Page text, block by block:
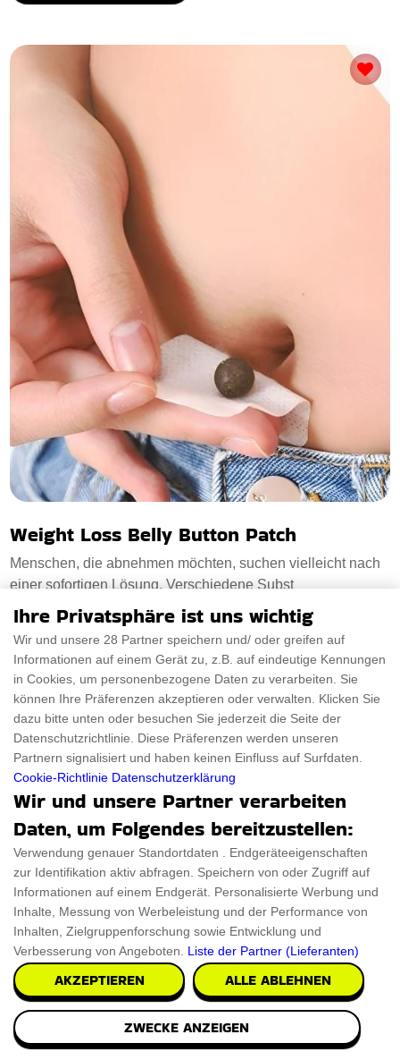
Weight Loss Belly Button Patch
Menschen, die abnehmen möchten, suchen vielleicht nach
einer sofortigen Lösung. Verschiedene Subst
PRÜFEN SIE ES AUS €18.50
Ihre Privatsphäre ist uns wichtig
Wir und unsere 28 Partner speichern und/ oder greifen auf
Informationen auf einem Gerät zu, z.B. auf eindeutige Kennungen
in Cookies, um personenbezogene Daten zu verarbeiten. Sie
können Ihre Präferenzen akzeptieren oder verwalten. Klicken Sie
dazu bitte unten oder besuchen Sie jederzeit die Seite der
Datenschutzrichtlinie. Diese Präferenzen werden unseren
Partnern signalisiert und haben keinen Einfluss auf Surfdaten.
Cookie-Richtlinie Datenschutzerklärung
Wir und unsere Partner verarbeiten
Daten, um Folgendes bereitzustellen:
Verwendung genauer Standortdaten . Endgeräteeigenschaften
zur Identifikation aktiv abfragen. Speichern von oder Zugriff auf
Informationen auf einem Endgerät. Personalisierte Werbung und
Inhalte, Messung von Werbeleistung und der Performance von
Inhalten, Zielgruppenforschung sowie Entwicklung und
Verbesserung von Angeboten. Liste der Partner (Lieferanten)
AKZEPTIEREN ALLE ABLEHNEN
ZWECKE ANZEIGEN